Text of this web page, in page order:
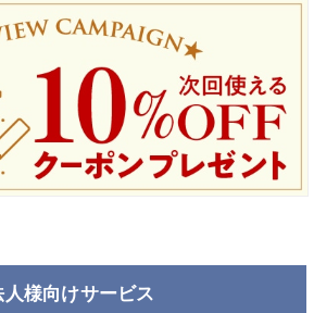
人様向けサービス